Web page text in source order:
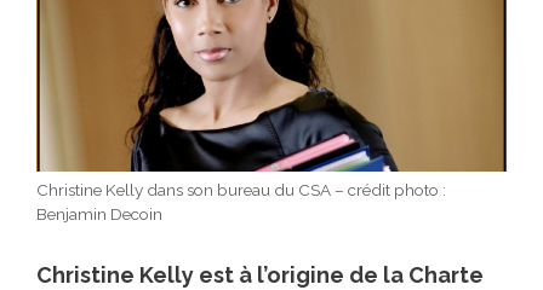
Christine Kelly dans son bureau du CSA – crédit photo :
Benjamin Decoin
Christine Kelly est à l’origine de la Charte